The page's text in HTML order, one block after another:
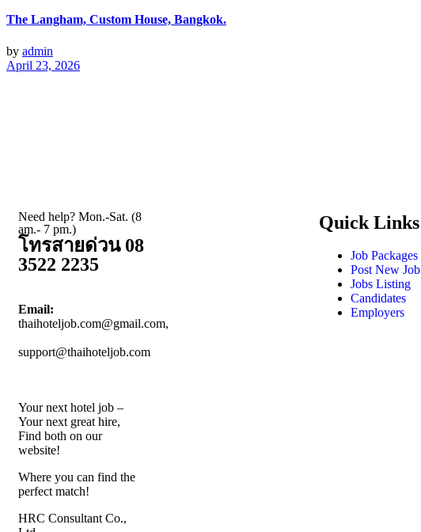
The Langham, Custom House, Bangkok.
by admin
April 23, 2026
Need help? Mon.-Sat. (8
am.- 7 pm.)
โทรสายด่วน 08
3522 2235
Email:
thaihoteljob.com@gmail.com,
support@thaihoteljob.com
Your next hotel job –
Your next great hire,
Find both on our
website!
Where you can find the
perfect match!
HRC Consultant Co.,
Quick Links
Job Packages
Post New Job
Jobs Listing
Candidates
Employers